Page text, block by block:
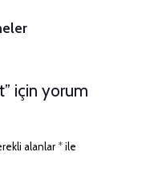
için yorum
alanlar *ile